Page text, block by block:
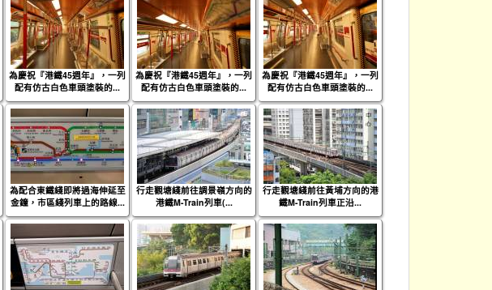
為慶祝『港鐵45週年』，一列
配有仿古白色車頭塗裝的...
為慶祝『港鐵45週年』，一列
配有仿古白色車頭塗裝的...
為慶祝『港鐵45週年』，一列
配有仿古白色車頭塗裝的...
為配合東鐵綫即將過海伸延至
金鐘，市區綫列車上的路線...
行走觀塘綫前往調景嶺方向的
港鐵M-Train列車(...
行走觀塘綫前往黃埔方向的港
鐵M-Train列車正沿...